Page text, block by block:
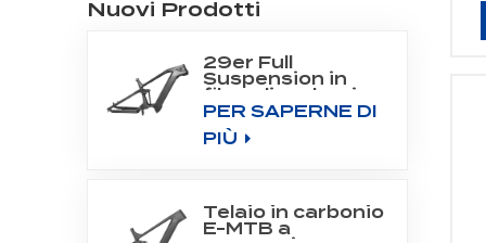
Nuovi Prodotti
29er Full
Suspension in
fibra di carbonio
All Mountain
Frame Fit Bafang
Motor
PER SAPERNE DI
PIÙ
Telaio in carbonio
E-MTB a